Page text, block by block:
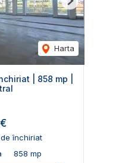
Harta
Next
| 858 mp |
închiriat
858 mp